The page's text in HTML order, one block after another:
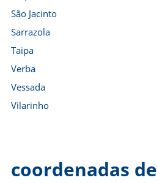
São Jacinto
Sarrazola
Taipa
Verba
Vessada
Vilarinho
coordenadas